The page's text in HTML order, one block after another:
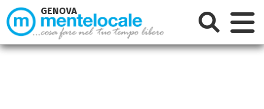
GENOVA